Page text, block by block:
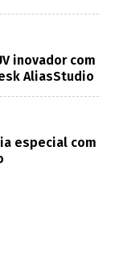
inovador com
AliasStudio
especial com